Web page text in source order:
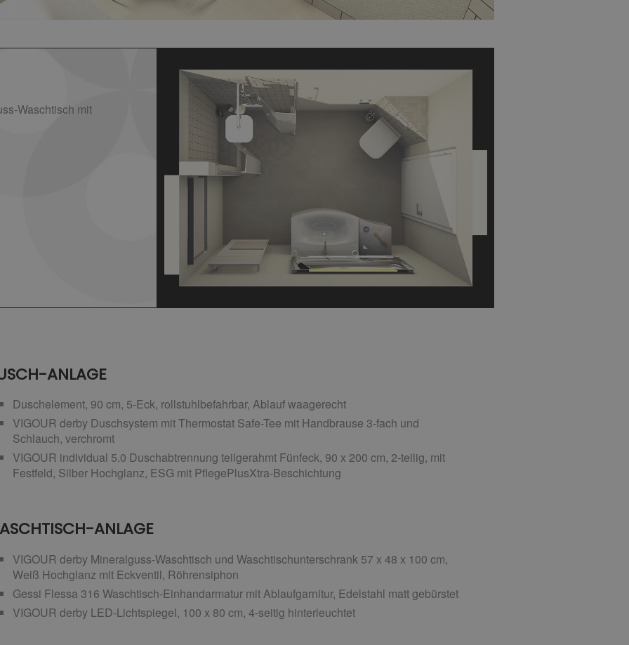
Waschtisch mit
ANLAGE
Duschelement, 90 cm, 5-Eck, rollstuhlbefahrbar, Ablauf waagerecht
VIGOUR derby Duschsystem mit Thermostat Safe-Tee mit Handbrause 3-fach und
Schlauch, verchromt
VIGOUR individual 5.0 Duschabtrennung teilgerahmt Fünfeck, 90 x 200 cm, 2-teilig, mit
Festfeld, Silber Hochglanz, ESG mit PflegePlusXtra-Beschichtung
ANLAGE
VIGOUR derby Mineralguss-Waschtisch und Waschtischunterschrank 57 x 48 x 100 cm,
Weiß Hochglanz mit Eckventil, Röhrensiphon
Gessi Flessa 316 Waschtisch-Einhandarmatur mit Ablaufgarnitur, Edelstahl matt gebürstet
VIGOUR derby LED-Lichtspiegel, 100 x 80 cm, 4-seitig hinterleuchtet